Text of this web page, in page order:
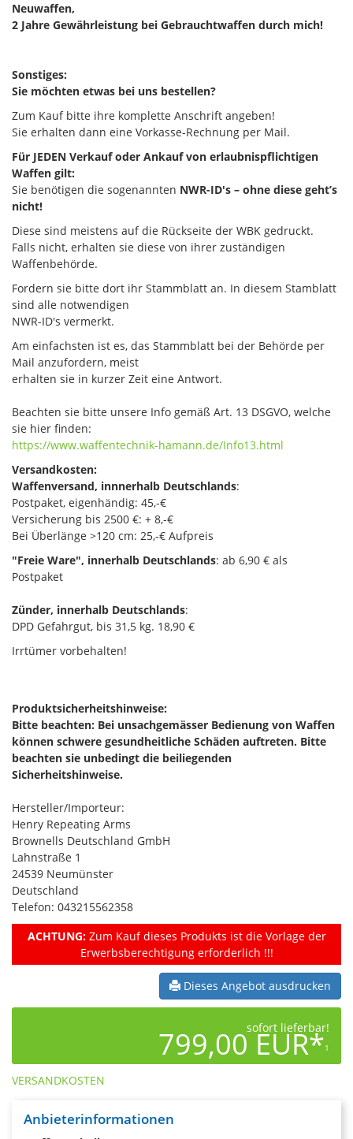
Neuwaffen,
2 Jahre Gewährleistung bei Gebrauchtwaffen durch mich!
Sonstiges:
Sie möchten etwas bei uns bestellen?
Zum Kauf bitte ihre komplette Anschrift angeben!
Sie erhalten dann eine Vorkasse-Rechnung per Mail.
Für JEDEN Verkauf oder Ankauf von erlaubnispflichtigen
Waffen gilt:
Sie benötigen die sogenannten NWR-ID's – ohne diese geht’s
nicht!
Diese sind meistens auf die Rückseite der WBK gedruckt.
Falls nicht, erhalten sie diese von ihrer zuständigen
Waffenbehörde.
Fordern sie bitte dort ihr Stammblatt an. In diesem Stamblatt
sind alle notwendigen
NWR-ID's vermerkt.
Am einfachsten ist es, das Stammblatt bei der Behörde per
Mail anzufordern, meist
erhalten sie in kurzer Zeit eine Antwort.
Beachten sie bitte unsere Info gemäß Art. 13 DSGVO, welche
sie hier finden:
https://www.waffentechnik-hamann.de/Info13.html
Versandkosten:
Waffenversand, innnerhalb Deutschlands:
Postpaket, eigenhändig: 45,-€
Versicherung bis 2500 €: + 8,-€
Bei Überlänge >120 cm: 25,-€ Aufpreis
"Freie Ware", innerhalb Deutschlands: ab 6,90 € als
Postpaket
Zünder, innerhalb Deutschlands:
DPD Gefahrgut, bis 31,5 kg. 18,90 €
Irrtümer vorbehalten!
Produktsicherheitshinweise:
Bitte beachten: Bei unsachgemässer Bedienung von Waffen
können schwere gesundheitliche Schäden auftreten. Bitte
beachten sie unbedingt die beiliegenden
Sicherheitshinweise.
Hersteller/Importeur:
Henry Repeating Arms
Brownells Deutschland GmbH
Lahnstraße 1
24539 Neumünster
Deutschland
Telefon: 043215562358
ACHTUNG:Zum Kauf dieses Produkts ist die Vorlage der
Erwerbsberechtigung erforderlich !!!
Dieses Angebot ausdrucken
sofort lieferbar!
799,00 EUR*1
VERSANDKOSTEN
Anbieterinformationen